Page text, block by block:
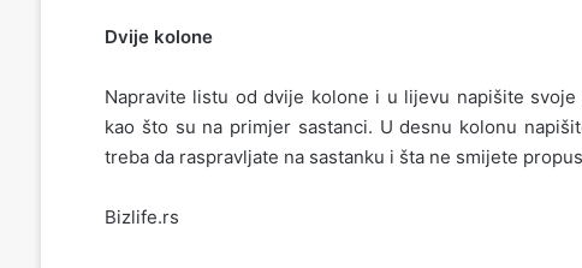
Dvije kolone
Napravite listu od dvije kolone i u lijevu napišite
kao što su na primjer sastanci. U desnu kolonu
treba da raspravljate na sastanku i šta ne smijete
Bizlife.rs